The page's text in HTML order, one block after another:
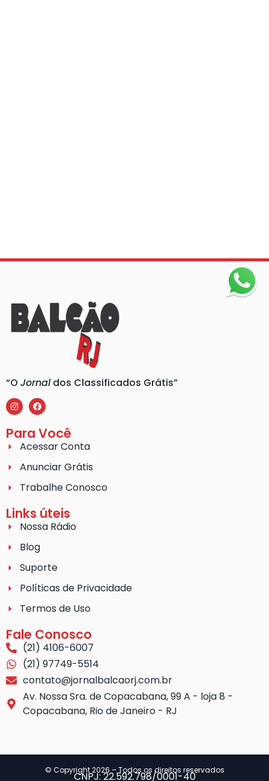
“O Jornaldos Classificados Grátis”
Para Você
Acessar Conta
Anunciar Grátis
Trabalhe Conosco
Links úteis
Nossa Rádio
Blog
Suporte
Políticas de Privacidade
Termos de Uso
Fale Conosco
(21) 4106-6007
(21) 97749-5514
contato@jornalbalcaorj.com.br
Av. Nossa Sra. de Copacabana, 99 A - loja 8 -
Copacabana, Rio de Janeiro - RJ
© Copyright 2026 – Todos os direitos reservados
CNPJ: 22.592.798/0001-40